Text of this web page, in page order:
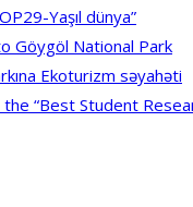
Yaşıl dünya”
Göygöl National Park
Ekoturizm səyahəti
“Best Student